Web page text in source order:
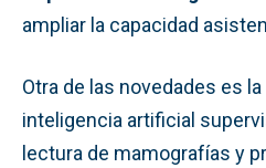
ampliar la capacidad
Otra de las novedades es
inteligencia artificial
lectura de mamografías y